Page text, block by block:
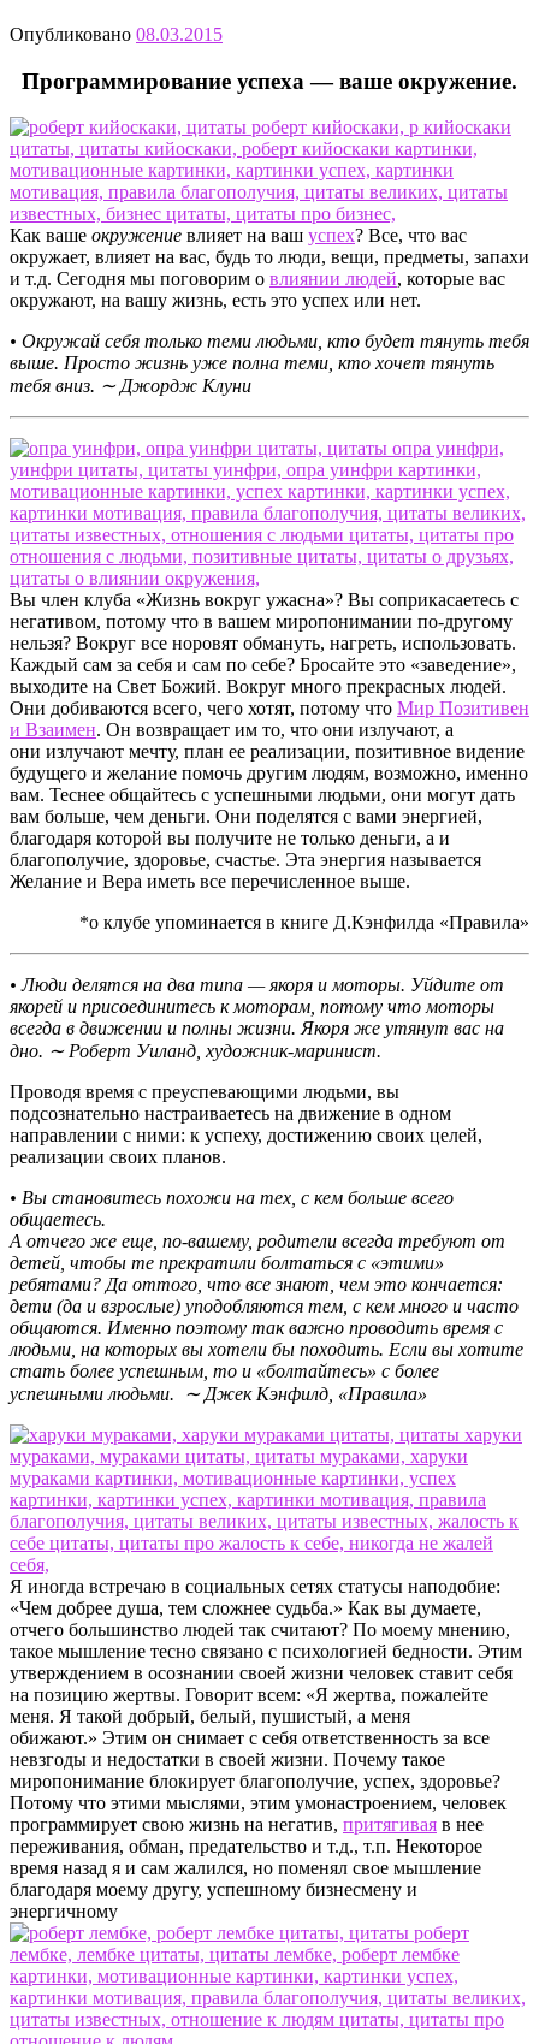
Опубликовано 08.03.2015
Программирование успеха — ваше окружение.
Как ваше окружение влияет на ваш успех? Все, что вас
окружает, влияет на вас, будь то люди, вещи, предметы, запахи
и т.д. Сегодня мы поговорим о влиянии людей, которые вас
окружают, на вашу жизнь, есть это успех или нет.
• Окружай себя только теми людьми, кто будет тянуть тебя
выше. Просто жизнь уже полна теми, кто хочет тянуть
тебя вниз. ∼ Джордж Клуни
Вы член клуба «Жизнь вокруг ужасна»? Вы соприкасаетесь с
негативом, потому что в вашем миропонимании по-другому
нельзя? Вокруг все норовят обмануть, нагреть, использовать.
Каждый сам за себя и сам по себе? Бросайте это «заведение»,
выходите на Свет Божий. Вокруг много прекрасных людей.
Они добиваются всего, чего хотят, потому что Мир Позитивен
и Взаимен. Он возвращает им то, что они излучают, а
они излучают мечту, план ее реализации, позитивное видение
будущего и желание помочь другим людям, возможно, именно
вам. Теснее общайтесь с успешными людьми, они могут дать
вам больше, чем деньги. Они поделятся с вами энергией,
благодаря которой вы получите не только деньги, а и
благополучие, здоровье, счастье. Эта энергия называется
Желание и Вера иметь все перечисленное выше.
*о клубе упоминается в книге Д.Кэнфилда «Правила»
• Люди делятся на два типа — якоря и моторы. Уйдите от
якорей и присоединитесь к моторам, потому что моторы
всегда в движении и полны жизни. Якоря же утянут вас на
дно. ∼ Роберт Уиланд, художник-маринист.
Проводя время с преуспевающими людьми, вы
подсознательно настраиваетесь на движение в одном
направлении с ними: к успеху, достижению своих целей,
реализации своих планов.
• Вы становитесь похожи на тех, с кем больше всего
общаетесь.
А отчего же еще, по-вашему, родители всегда требуют от
детей, чтобы те прекратили болтаться с «этими»
ребятами? Да оттого, что все знают, чем это кончается:
дети (да и взрослые) уподобляются тем, с кем много и часто
общаются. Именно поэтому так важно проводить время с
людьми, на которых вы хотели бы походить. Если вы хотите
стать более успешным, то и «болтайтесь» с более
успешными людьми. ∼ Джек Кэнфилд, «Правила»
Я иногда встречаю в социальных сетях статусы наподобие:
«Чем добрее душа, тем сложнее судьба.» Как вы думаете,
отчего большинство людей так считают? По моему мнению,
такое мышление тесно связано с психологией бедности. Этим
утверждением в осознании своей жизни человек ставит себя
на позицию жертвы. Говорит всем: «Я жертва, пожалейте
меня. Я такой добрый, белый, пушистый, а меня
обижают.» Этим он снимает с себя ответственность за все
невзгоды и недостатки в своей жизни. Почему такое
миропонимание блокирует благополучие, успех, здоровье?
Потому что этими мыслями, этим умонастроением, человек
программирует свою жизнь на негатив, притягивая в нее
переживания, обман, предательство и т.д., т.п. Некоторое
время назад я и сам жалился, но поменял свое мышление
благодаря моему другу, успешному бизнесмену и
энергичному